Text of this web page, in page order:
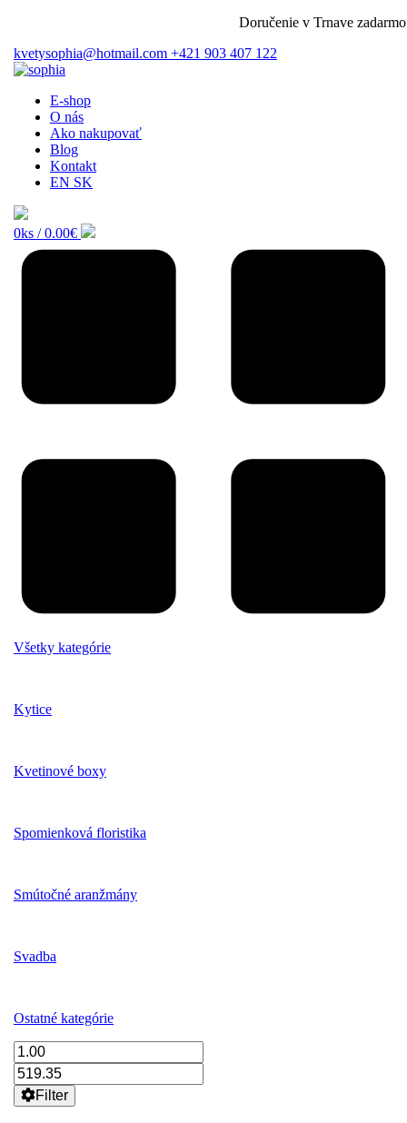
Doručenie v Trnave zadarmo
kvetysophia@hotmail.com +421 903 407 122
E-shop
O nás
Ako nakupovať
Blog
Kontakt
EN SK
0ks /0.00€
Všetky kategórie
Kytice
Kvetinové boxy
Spomienková floristika
Smútočné aranžmány
Svadba
Ostatné kategórie
Filter